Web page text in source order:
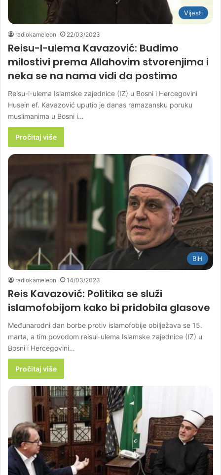
Vijesti
radiokameleon 22/03/2023
Reisu-l-ulema Kavazović: Budimo
milostivi prema Allahovim stvorenjima i
neka se na nama vidi da postimo
Reisu-l-ulema Islamske zajednice (IZ) u Bosni i Hercegovini
Husein ef. Kavazović uputio je danas ramazansku poruku
muslimanima u Bosni i…
Pročitaj više
BiH
radiokameleon 14/03/2023
Reis Kavazović: Politika se služi
islamofobijom kako bi pridobila glasove
Međunarodni dan borbe protiv islamofobije obilježava se 15.
marta, a tim povodom reisul-ulema Islamske zajednice (IZ) u
Bosni i Hercegovini…
Pročitaj više